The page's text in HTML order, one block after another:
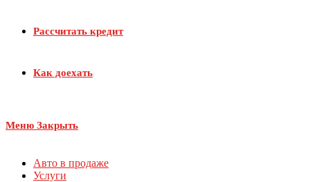
Рассчитать кредит
Как доехать
Меню Закрыть
Авто в продаже
Услуги